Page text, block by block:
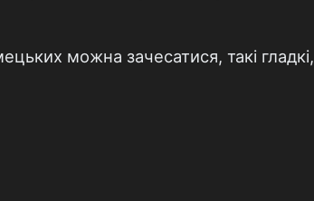
можна зачесатися, такі гладкі,